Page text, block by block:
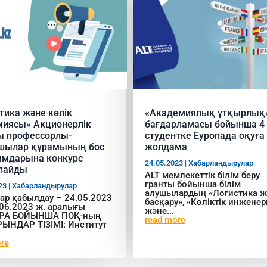
және көлік
Акционерлік
профессорлы-
құрамының бос
конкурс
| Хабарландырулар
қабылдау – 24.05.2023
ж. аралығы
БОЙЫНША ПОҚ-ның
ТІЗІМІ: Институт
«Академиялық
бағдарламасы бойынша 4
студентке Еуропада оқуға
жолдама
24.05.2023| Хабарландырулар
ALT мемлекеттік білім беру
гранты бойынша білім
алушылардың «Логистика
басқару», «Көліктік
және...
read more